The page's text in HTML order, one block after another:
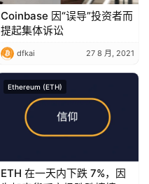
Coinbase 因“误导”投资者而
提起集体诉讼
dfkai 27 8 月, 2021
Ethereum (ETH)
ETH 在一天内下跌 7%，因